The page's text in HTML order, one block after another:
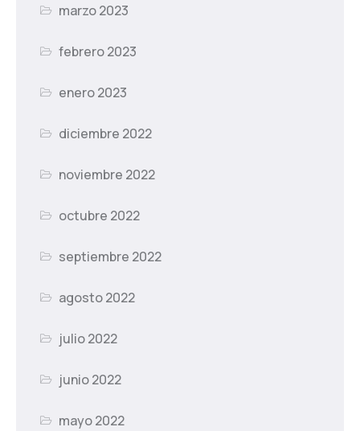
marzo 2023
febrero 2023
enero 2023
diciembre 2022
noviembre 2022
octubre 2022
septiembre 2022
agosto 2022
julio 2022
junio 2022
mayo 2022